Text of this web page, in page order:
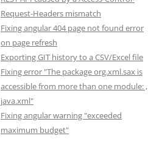
Request-Headers mismatch
Fixing angular 404 page not found error
on page refresh
Exporting GIT history to a CSV/Excel file
Fixing error "The package org.xml.sax is
accessible from more than one module: ,
java.xml"
Fixing angular warning "exceeded
maximum budget"